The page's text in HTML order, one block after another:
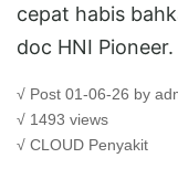
cepat habis
doc HNI Pioneer.
√ Post 01-06-26 by
√ 1493 views
√ CLOUD Penyakit